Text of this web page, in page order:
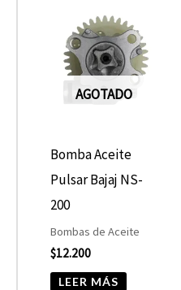
AGOTADO
Bomba Aceite
Pulsar Bajaj NS-
200
Bombas de Aceite
$12.200
LEER MÁS